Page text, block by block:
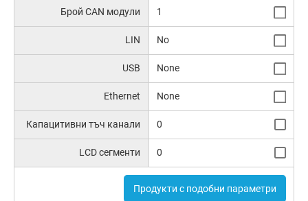
Брой CAN модули 1
LIN No
USB None
Ethernet None
Капацитивни тъч канали 0
LCD сегменти 0
Продукти с подобни параметри